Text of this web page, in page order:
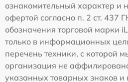
ознакомительный характер и
офертой согласно п. 2 ст. 437
обозначения торговой марки
только в информационных
перечень техники, с которой
организация не
указанных товарных знаков и